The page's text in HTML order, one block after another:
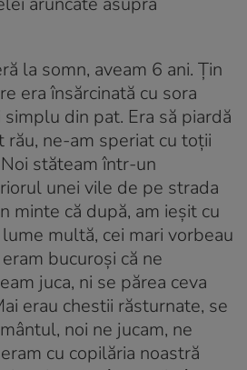
la somn, aveam 6 ani. Țin
era însărcinată cu sora
simplu din pat. Era să piardă
rău, ne-am speriat cu toții
stăteam într-un
unei vile de pe strada
minte că după, am ieșit cu
multă, cei mari vorbeau
bucuroși că ne
juca, ni se părea ceva
erau chestii răsturnate, se
noi ne jucam, ne
cu copilăria noastră